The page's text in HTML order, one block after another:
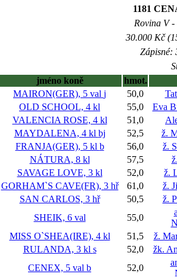
1181
Rovina V
30.000 Kč
Zápisné:
jméno koně
hmot.
MAIRON(GER), 5 val j 50,0
OLD SCHOOL, 4 kl 55,0
Eva
VALENCIA ROSE, 4 kl 51,0
MAYDALENA, 4 kl bj 52,5
ž.
FRANJA(GER), 5 kl b 56,0
ž.
NÁTURA, 8 kl 57,5
SAVAGE LOVE, 3 kl 52,0
ž.
GORHAM`S CAVE(FR), 3 hř 61,0
ž.
SAN CARLOS, 3 hř 50,5
ž.
SHEIK, 6 val 55,0
MISS O`SHEA(IRE), 4 kl 51,5
ž.
RULANDA, 3 kl s 52,0
žk.
CENEX, 5 val b 52,0